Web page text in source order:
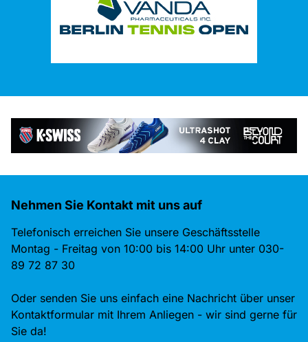
Nehmen Sie Kontakt mit uns auf
Telefonisch erreichen Sie unsere Geschäftsstelle
Montag - Freitag von 10:00 bis 14:00 Uhr unter 030-
89 72 87 30
Oder senden Sie uns einfach eine Nachricht über unser
Kontaktformular mit Ihrem Anliegen - wir sind gerne für
Sie da!